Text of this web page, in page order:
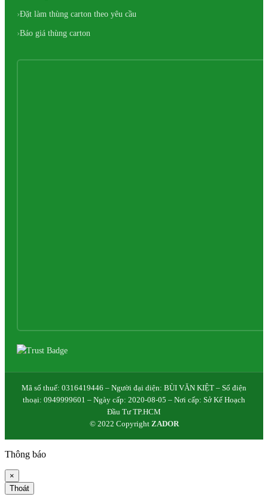
Đặt làm thùng carton theo yêu cầu
Báo giá thùng carton
Mã số thuế: 0316419446 – Người đại diện: BÙI VĂN KIỆT – Số điện
thoại: 0949999601 – Ngày cấp: 2020-08-05 – Nơi cấp: Sở Kế Hoạch
Đầu Tư TP.HCM
© 2022 Copyright ZADOR
Thông báo
×
Thoát